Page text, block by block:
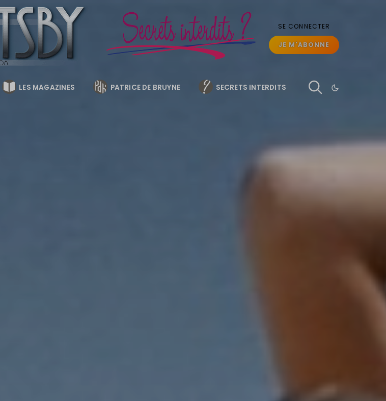
SE CONNECTER
JE M'ABONNE
LES MAGAZINES PATRICE DE BRUYNE SECRETS INTERDITS